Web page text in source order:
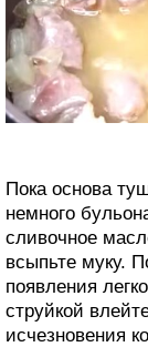
Пока основа
немного
сливочное
всыпьте муку.
появления
струйкой
исчезновения